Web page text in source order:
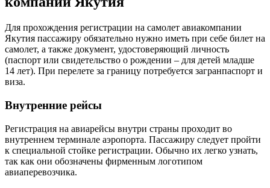
Для прохождения регистрации на самолет авиакомпании
Якутия пассажиру обязательно нужно иметь при себе билет на
самолет, а также документ, удостоверяющий личность
(паспорт или свидетельство о рождении – для детей младше
14 лет). При перелете за границу потребуется загранпаспорт и
виза.
Внутренние рейсы
Регистрация на авиарейсы внутри страны проходит во
внутреннем терминале аэропорта. Пассажиру следует пройти
к специальной стойке регистрации. Обычно их легко узнать,
так как они обозначены фирменным логотипом
авиаперевозчика.